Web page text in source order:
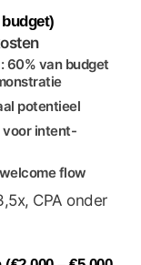
budget)
: 60% van budget
potentieel
voor intent-
flow
CPA onder